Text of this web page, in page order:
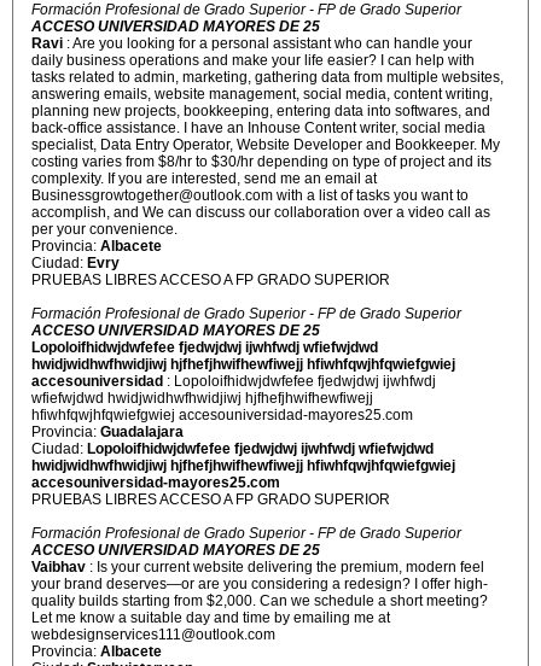
Formación Profesional de Grado Superior - FP de Grado Superior
ACCESO UNIVERSIDAD MAYORES DE 25
Ravi : Are you looking for a personal assistant who can handle your
daily business operations and make your life easier? I can help with
tasks related to admin, marketing, gathering data from multiple websites,
answering emails, website management, social media, content writing,
planning new projects, bookkeeping, entering data into softwares, and
back-office assistance. I have an Inhouse Content writer, social media
specialist, Data Entry Operator, Website Developer and Bookkeeper. My
costing varies from $8/hr to $30/hr depending on type of project and its
complexity. If you are interested, send me an email at
Businessgrowtogether@outlook.com with a list of tasks you want to
accomplish, and We can discuss our collaboration over a video call as
per your convenience.
Provincia: Albacete
Ciudad: Evry
PRUEBAS LIBRES ACCESO A FP GRADO SUPERIOR
Formación Profesional de Grado Superior - FP de Grado Superior
ACCESO UNIVERSIDAD MAYORES DE 25
Lopoloifhidwjdwfefee fjedwjdwj ijwhfwdj wfiefwjdwd
hwidjwidhwfhwidjiwj hjfhefjhwifhewfiwejj hfiwhfqwjhfqwiefgwiej
accesouniversidad : Lopoloifhidwjdwfefee fjedwjdwj ijwhfwdj
wfiefwjdwd hwidjwidhwfhwidjiwj hjfhefjhwifhewfiwejj
hfiwhfqwjhfqwiefgwiej accesouniversidad-mayores25.com
Provincia: Guadalajara
Ciudad: Lopoloifhidwjdwfefee fjedwjdwj ijwhfwdj wfiefwjdwd
hwidjwidhwfhwidjiwj hjfhefjhwifhewfiwejj hfiwhfqwjhfqwiefgwiej
accesouniversidad-mayores25.com
PRUEBAS LIBRES ACCESO A FP GRADO SUPERIOR
Formación Profesional de Grado Superior - FP de Grado Superior
ACCESO UNIVERSIDAD MAYORES DE 25
Vaibhav : Is your current website delivering the premium, modern feel
your brand deserves—or are you considering a redesign? I offer high-
quality builds starting from $2,000. Can we schedule a short meeting?
Let me know a suitable day and time by emailing me at
webdesignservices111@outlook.com
Provincia: Albacete